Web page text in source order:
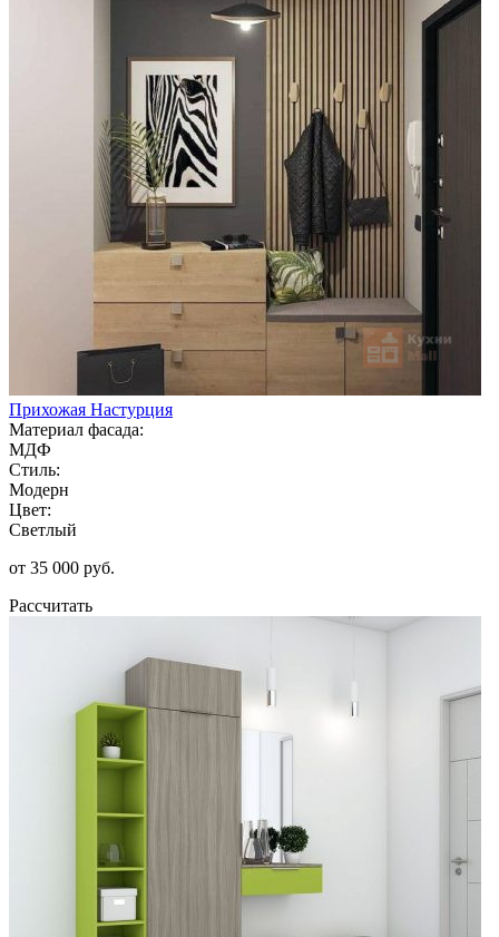
Прихожая Настурция
Материал фасада:
МДФ
Стиль:
Модерн
Цвет:
Светлый
от 35 000 руб.
Рассчитать